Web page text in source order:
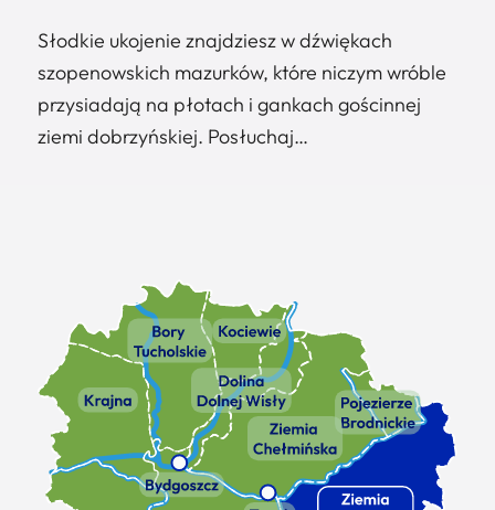
Słodkie ukojenie znajdziesz w dźwiękach
szopenowskich mazurków, które niczym wróble
przysiadają na płotach i gankach gościnnej
ziemi dobrzyńskiej. Posłuchaj…